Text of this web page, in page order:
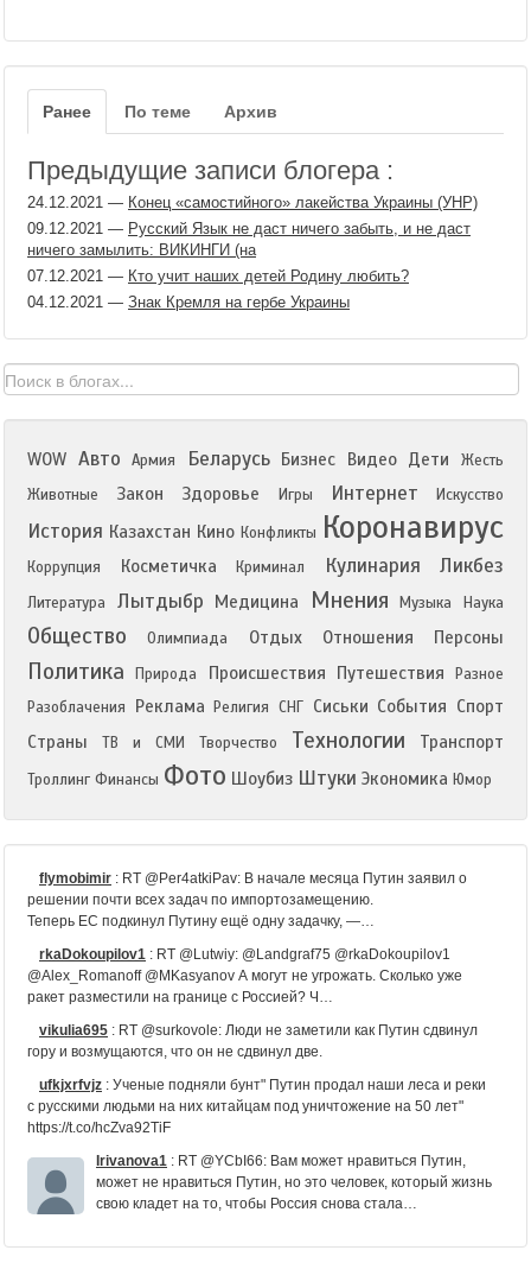
Ранее По теме Архив
Предыдущие записи блогера :
24.12.2021 — Конец «самостийного» лакейства Украины (УНР)
09.12.2021 — Русский Язык не даст ничего забыть, и не даст
ничего замылить: ВИКИНГИ (на
07.12.2021 — Кто учит наших детей Родину любить?
04.12.2021 — Знак Кремля на гербе Украины
WOW Авто Армия Беларусь Бизнес Видео Дети
Жесть
Животные
Закон Здоровье Игры Интернет Искусство
История Казахстан Кино Конфликты Коронавирус
Коррупция Косметичка Криминал Кулинария Ликбез
Литература Лытдыбр Медицина Мнения Музыка Наука
Общество Олимпиада Отдых Отношения Персоны
Политика Природа Происшествия Путешествия
Разное
Разоблачения
Реклама Религия СНГ Сиськи События Спорт
Страны
ТВ и СМИ Творчество Технологии Транспорт
Троллинг Финансы Фото Шоубиз Штуки Экономика Юмор
flymobimir : RT @Per4atkiPav: В начале месяца Путин заявил о
решении почти всех задач по импортозамещению.
Теперь ЕС подкинул Путину ещё одну задачку, —…
rkaDokoupilov1 : RT @Lutwiy: @Landgraf75 @rkaDokoupilov1
@Alex_Romanoff @MKasyanov А могут не угрожать. Сколько уже
ракет разместили на границе с Россией? Ч…
vikulia695 : RT @surkovole: Люди не заметили как Путин сдвинул
гору и возмущаются, что он не сдвинул две.
ufkjxrfvjz : Ученые подняли бунт" Путин продал наши леса и реки
с русскими людьми на них китайцам под уничтожение на 50 лет"
https://t.co/hcZva92TiF
Irivanova1 : RT @YCbI66: Вам может нравиться Путин,
может не нравиться Путин, но это человек, который жизнь
свою кладет на то, чтобы Россия снова стала…